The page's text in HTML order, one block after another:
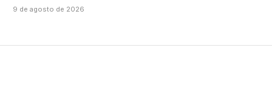
9 de agosto de 2026